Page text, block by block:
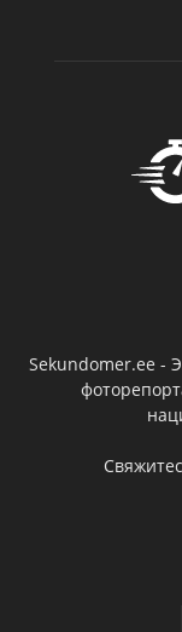
Sekundomer.ee -